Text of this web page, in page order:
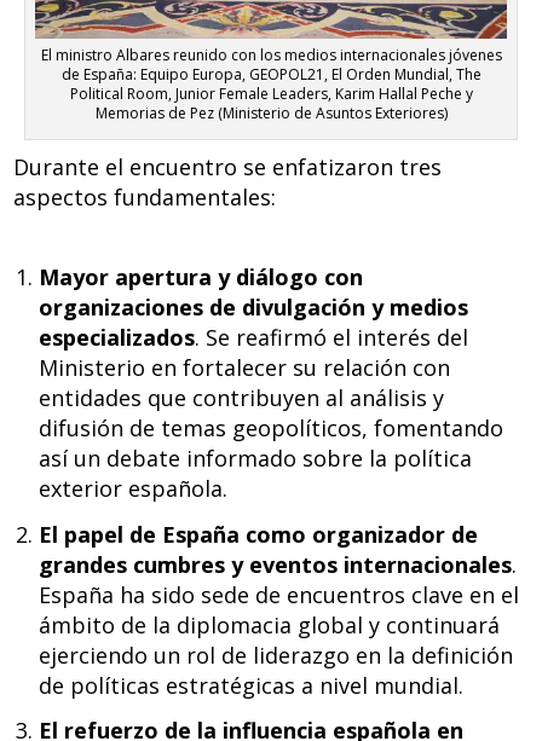
El ministro Albares reunido con los medios internacionales jóvenes
de España: Equipo Europa, GEOPOL21, El Orden Mundial, The
Political Room, Junior Female Leaders, Karim Hallal Peche y
Memorias de Pez (Ministerio de Asuntos Exteriores)
Durante el encuentro se enfatizaron tres
aspectos fundamentales:
Mayor apertura y diálogo con
organizaciones de divulgación y medios
especializados. Se reafirmó el interés del
Ministerio en fortalecer su relación con
entidades que contribuyen al análisis y
difusión de temas geopolíticos, fomentando
así un debate informado sobre la política
exterior española.
El papel de España como organizador de
grandes cumbres y eventos internacionales.
España ha sido sede de encuentros clave en el
ámbito de la diplomacia global y continuará
ejerciendo un rol de liderazgo en la definición
de políticas estratégicas a nivel mundial.
El refuerzo de la influencia española en